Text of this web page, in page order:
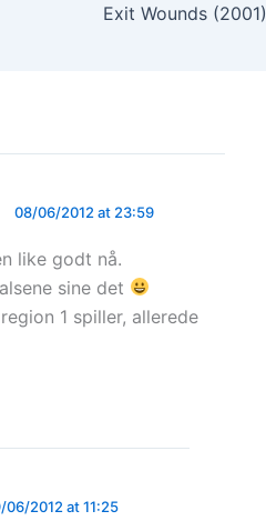
Exit Wounds (2001)
08/06/2012 at 23:59
like godt nå.
sine det
1 spiller, allerede
06/2012 at 11:25